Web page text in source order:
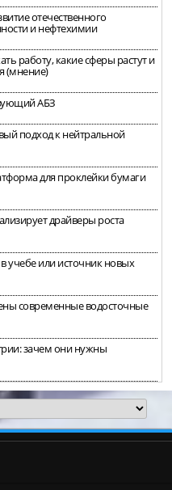
отечественного
и нефтехимии
работу, какие сферы растут и
(мнение)
АБЗ
подход к нейтральной
для проклейки бумаги
драйверы роста
учебе или источник новых
современные водосточные
зачем они нужны